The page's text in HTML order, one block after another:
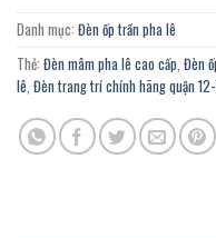
Danh mục: Đèn ốp trần pha lê
Thẻ: Đèn mâm pha lê cao cấp, Đèn
lê, Đèn trang trí chính hãng quận 12-